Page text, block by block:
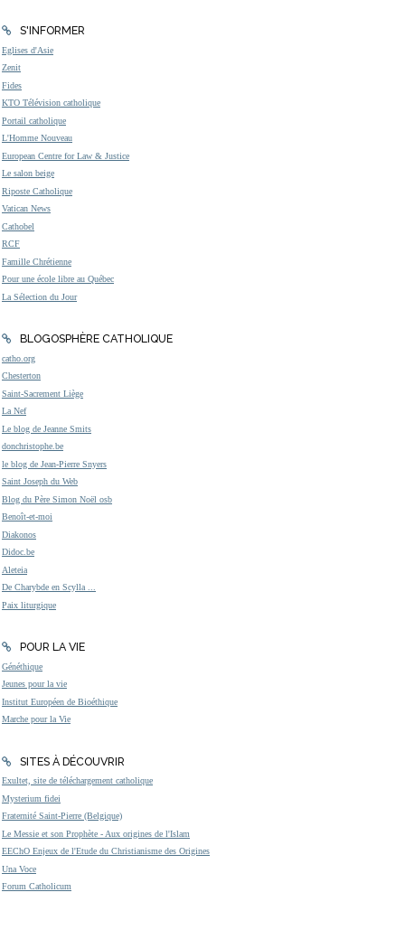
S'INFORMER
Eglises d'Asie
Zenit
Fides
KTO Télévision catholique
Portail catholique
L'Homme Nouveau
European Centre for Law & Justice
Le salon beige
Riposte Catholique
Vatican News
Cathobel
RCF
Famille Chrétienne
Pour une école libre au Québec
La Sélection du Jour
BLOGOSPHÈRE CATHOLIQUE
catho.org
Chesterton
Saint-Sacrement Liège
La Nef
Le blog de Jeanne Smits
donchristophe.be
le blog de Jean-Pierre Snyers
Saint Joseph du Web
Blog du Père Simon Noël osb
Benoît-et-moi
Diakonos
Didoc.be
Aleteia
De Charybde en Scylla ...
Paix liturgique
POUR LA VIE
Généthique
Jeunes pour la vie
Institut Européen de Bioéthique
Marche pour la Vie
SITES À DÉCOUVRIR
Exultet, site de téléchargement catholique
Mysterium fidei
Fraternité Saint-Pierre (Belgique)
Le Messie et son Prophète - Aux origines de l'Islam
EEChO Enjeux de l'Etude du Christianisme des Origines
Una Voce
Forum Catholicum